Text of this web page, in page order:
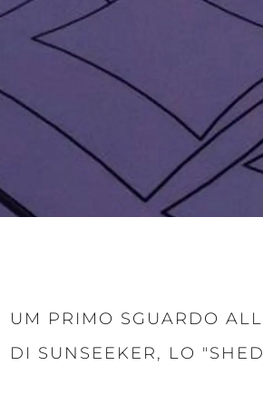
UM PRIMO SGUARDO
DI SUNSEEKER, LO